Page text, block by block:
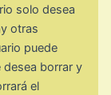
solo desea
otras
puede
desea borrar y
el